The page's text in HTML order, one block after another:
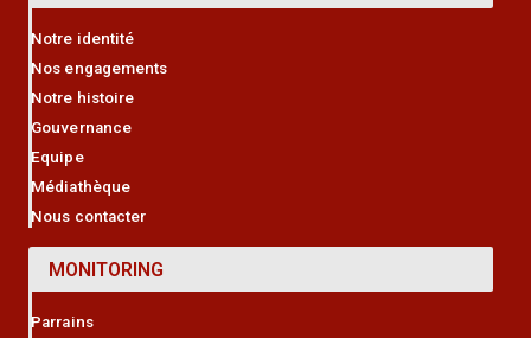
Notre identité
Nos engagements
Notre histoire
Gouvernance
Equipe
Médiathèque
Nous contacter
MONITORING
Parrains